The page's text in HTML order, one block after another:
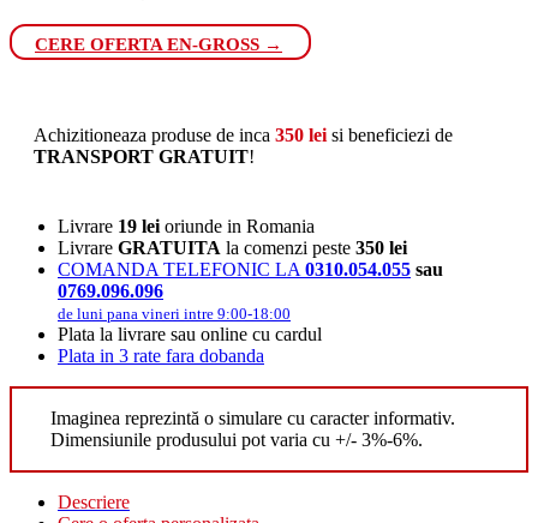
CERE OFERTA EN-GROSS →
Achizitioneaza produse de inca 350 lei si beneficiezi de
TRANSPORT GRATUIT!
Livrare 19 lei oriunde in Romania
Livrare GRATUITA la comenzi peste 350 lei
COMANDA TELEFONIC LA 0310.054.055 sau
0769.096.096
de luni pana vineri intre 9:00-18:00
Plata la livrare sau online cu cardul
Plata in 3 rate fara dobanda
Imaginea reprezintă o simulare cu caracter informativ.
Dimensiunile produsului pot varia cu +/- 3%-6%.
Descriere